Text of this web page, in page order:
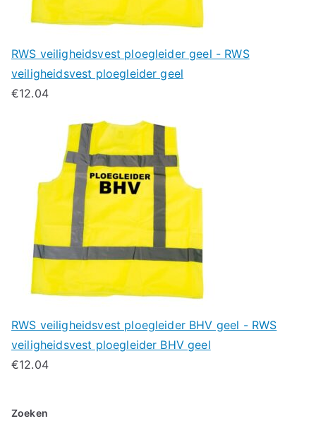
RWS veiligheidsvest ploegleider geel - RWS
veiligheidsvest ploegleider geel
€12.04
RWS veiligheidsvest ploegleider BHV geel - RWS
veiligheidsvest ploegleider BHV geel
€12.04
Zoeken